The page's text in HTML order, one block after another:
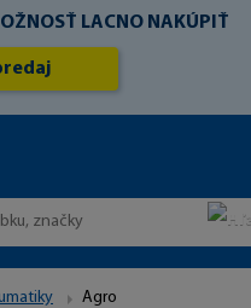
LACNO NAKÚPIŤ
Agro